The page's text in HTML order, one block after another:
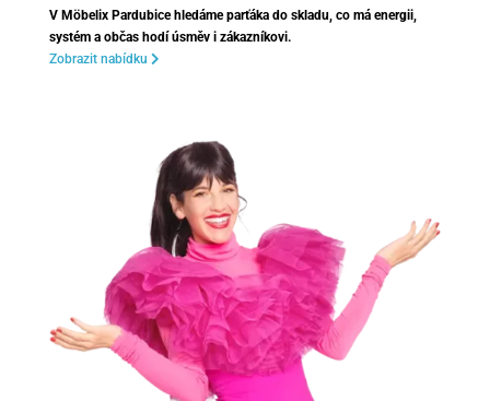
V Möbelix Pardubice hledáme parťáka do skladu, co má energii,
systém a občas hodí úsměv i zákazníkovi.
Zobrazit nabídku